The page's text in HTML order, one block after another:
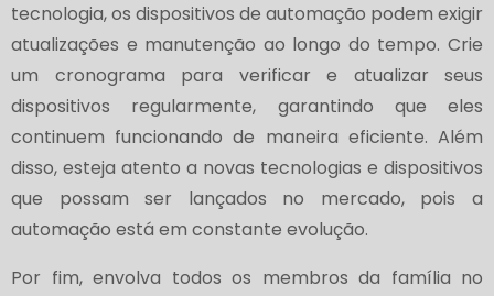
tecnologia, os dispositivos de automação podem exigir
atualizações e manutenção ao longo do tempo. Crie
um cronograma para verificar e atualizar seus
dispositivos regularmente, garantindo que eles
continuem funcionando de maneira eficiente. Além
disso, esteja atento a novas tecnologias e dispositivos
que possam ser lançados no mercado, pois a
automação está em constante evolução.
Por fim, envolva todos os membros da família no